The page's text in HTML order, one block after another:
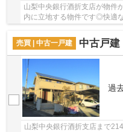
山梨中央銀行酒折支店が物件
内に立地する物件です◎快適
売買 | 中古一戸建
中古戸
過
山梨中央銀行酒折支店まで